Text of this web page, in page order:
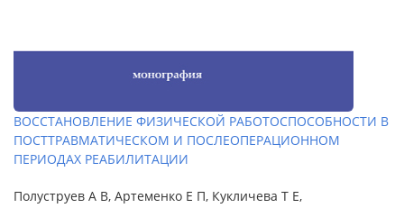
ВОССТАНОВЛЕНИЕ ФИЗИЧЕСКОЙ РАБОТОСПОСОБНОСТИ В
ПОСТТРАВМАТИЧЕСКОМ И ПОСЛЕОПЕРАЦИОННОМ
ПЕРИОДАХ РЕАБИЛИТАЦИИ
Полуструев А В, Артеменко Е П, Кукличева Т Е,